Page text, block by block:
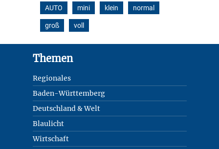
AUTO
mini klein normal
groß voll
Themen
Regionales
Baden-Württemberg
Deutschland & Welt
Blaulicht
Wirtschaft